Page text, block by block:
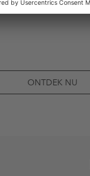
ONTDEK NU